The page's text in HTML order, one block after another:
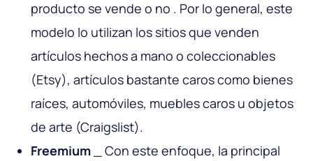
producto se vende o no . Por lo general, este
modelo lo utilizan los sitios que venden
artículos hechos a mano o coleccionables
(Etsy), artículos bastante caros como bienes
raíces, automóviles, muebles caros u objetos
de arte (Craigslist).
Freemium
_ Con este enfoque, la principal